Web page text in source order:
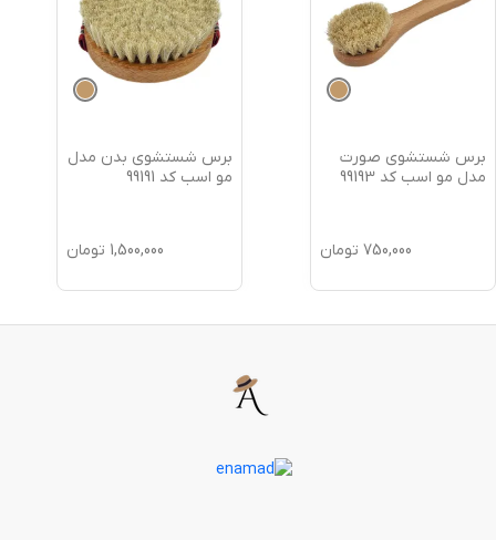
برس شستشوی صورت
مدل مو اسب کد 99193
750,000 تومان
برس شستشوی بدن مدل
مو اسب کد 99191
1,500,000 تومان